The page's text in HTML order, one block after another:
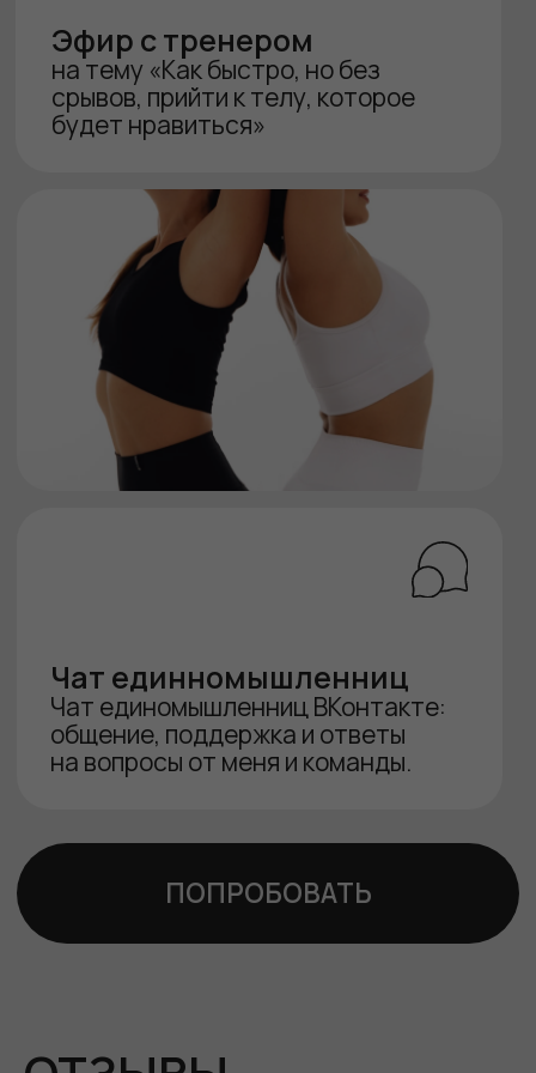
Стандарт с поддержкой
15 900₽
7 900₽
тренировки
питание
групповой чат
поддержка в личном чате
с тренером:
проверка
техники выполнения, помощь
в питании, контроль.
Расширенный с наставником
30 990₽
14 900₽
тренировки